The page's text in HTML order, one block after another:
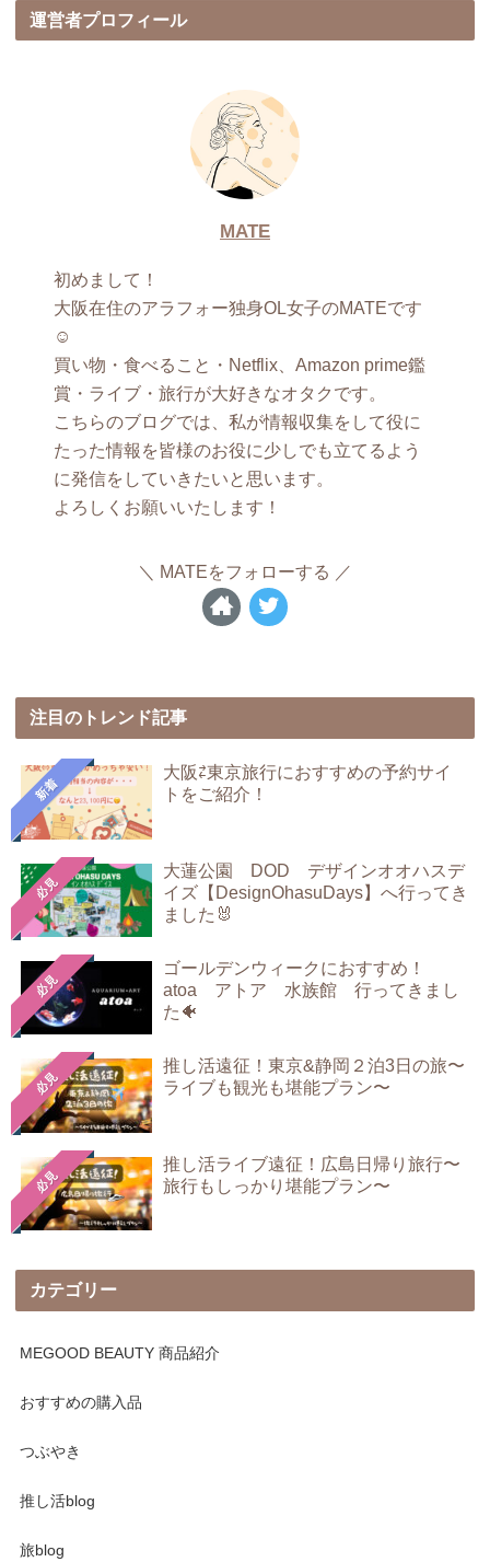
運営者プロフィール
MATE
初めまして！
大阪在住のアラフォー独身OL女子のMATEです
☺︎
買い物・食べること・Netflix、Amazon prime鑑
賞・ライブ・旅行が大好きなオタクです。
こちらのブログでは、私が情報収集をして役に
たった情報を皆様のお役に少しでも立てるよう
に発信をしていきたいと思います。
よろしくお願いいたします！
MATEをフォローする
注目のトレンド記事
新着
大阪⇄東京旅行におすすめの予約サイ
トをご紹介！
必見
大蓮公園 DOD デザインオオハスデ
イズ【DesignOhasuDays】へ行ってき
ました🐰
必見
ゴールデンウィークにおすすめ！
atoa アトア 水族館 行ってきまし
た🐠
必見
推し活遠征！東京&静岡２泊3日の旅〜
ライブも観光も堪能プラン〜
必見
推し活ライブ遠征！広島日帰り旅行〜
旅行もしっかり堪能プラン〜
カテゴリー
MEGOOD BEAUTY 商品紹介
おすすめの購入品
つぶやき
推し活blog
旅blog